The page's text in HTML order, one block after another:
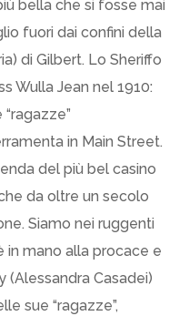
bella che si fosse mai
fuori dai confini della
di Gilbert. Lo Sheriffo
Wulla Jean nel 1910:
in Main Street.
del più bel casino
che da oltre un secolo
Siamo nei ruggenti
in mano alla procace e
(Alessandra Casadei)
sue “ragazze”,